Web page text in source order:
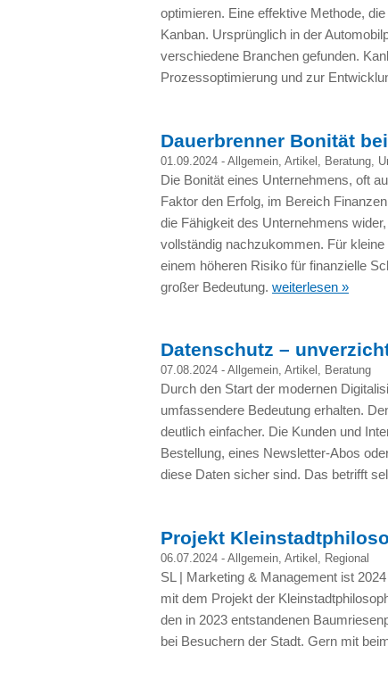
optimieren. Eine effektive Methode,
Kanban. Ursprünglich in der
verschiedene Branchen gefunden.
Prozessoptimierung und zur
Dauerbrenner Bonität
01.09.2024 - Allgemein Artikel Beratung
Die Bonität eines Unternehmens, oft
Faktor den Erfolg, im Bereich
die Fähigkeit des Unternehmens
vollständig nachzukommen. Für
einem höheren Risiko für finanzielle
großer Bedeutung. weiterlesen »
Datenschutz –
07.08.2024 - Allgemein, Artikel , Beratung
Durch den Start der modernen
umfassendere Bedeutung erhalten.
deutlich einfacher. Die Kunden und
Bestellung, eines Newsletter-Abos
diese Daten sicher sind. Das betrifft
Projekt
06.07.2024 - Allgemein, Artikel , Regional
SL | Marketing & Management ist
mit dem Projekt der
den in 2023 entstandenen
bei Besuchern der Stadt. Gern mit